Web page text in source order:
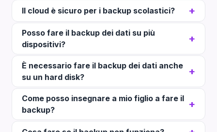
Il cloud è sicuro per i backup scolastici?
Posso fare il backup dei dati su più
dispositivi?
È necessario fare il backup dei dati anche
su un hard disk?
Come posso insegnare a mio figlio a fare il
backup?